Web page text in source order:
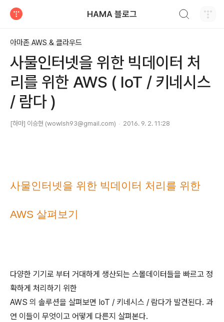
HAMA 블로그
아마존 AWS & 클라우드
사물인터넷을 위한 빅데이터 처
리를 위한 AWS ( IoT / 키네시스
/ 람다 )
[하마] 이승현 (wowlsh93@gmail.com) 2016. 9. 2. 11:28
사물인터넷을 위한 빅데이터 처리를 위한
AWS 살펴보기
다양한 기기로 부터 거대하게 생산되는 스몰데이터들을 빠르고 정
확하게 처리하기 위한
AWS 의 솔루션을 살펴보면 IoT / 키네시스 / 람다가 발견된다. 과
연 이들이 무엇이고 어떻게 다른지 살펴본다.